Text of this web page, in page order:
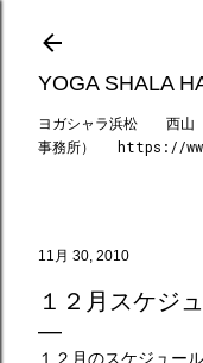
スキップし
YOGA SHALA
ヨガシャラ浜松 西山（
事務所） https://
11月 30, 2010
１２月スケジ
１２月のスケジュー